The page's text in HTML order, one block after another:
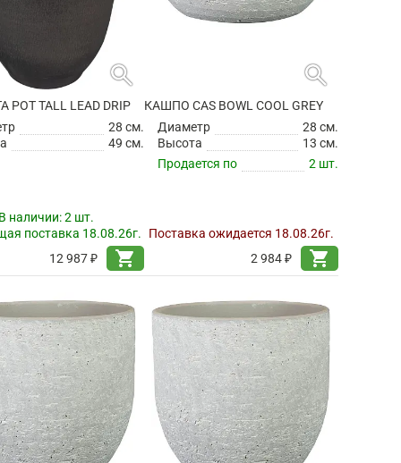
search
POT TALL LEAD DRIP
28 см.
49 см.
наличии:2 шт.
поставка 18.08.26г.
12 987 ₽
shopping_cart
search
КАШПО CAS BOWL COOL GREY
Диаметр
28 см.
Высота
13 см.
Продается по
2 шт.
Поставка ожидается 18.08.26г.
2 984 ₽
shopping_cart